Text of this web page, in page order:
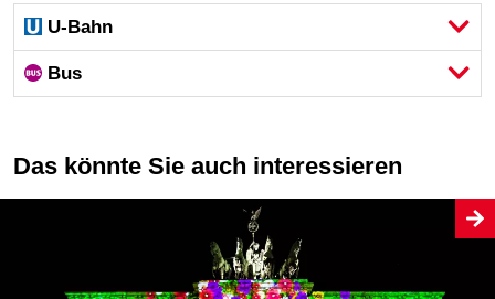
U-Bahn
Bus
Das könnte Sie auch interessieren